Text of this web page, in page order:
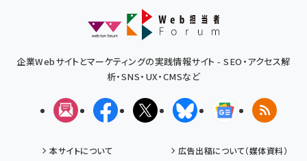
企業Webサイトとマーケティングの実践情報サイト - SEO・アクセス解
析・SNS・UX・CMSなど
メルマガFacebookX(エックス)BlueskyGoogleニュ
RSS
本サイトについて
広告出稿について（媒体資料）